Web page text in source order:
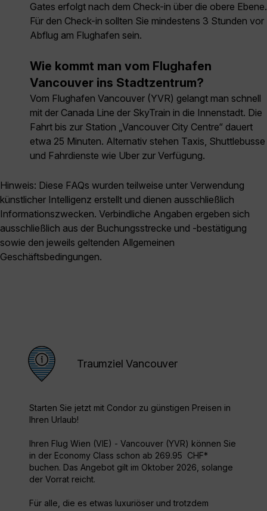
Gates erfolgt nach dem Check-in über die obere Ebene.
Für den Check-in sollten Sie mindestens 3 Stunden vor
Abflug am Flughafen sein.
Wie kommt man vom Flughafen
Vancouver ins Stadtzentrum?
Vom Flughafen Vancouver (YVR) gelangt man schnell
mit der Canada Line der SkyTrain in die Innenstadt. Die
Fahrt bis zur Station „Vancouver City Centre“ dauert
etwa 25 Minuten. Alternativ stehen Taxis, Shuttlebusse
und Fahrdienste wie Uber zur Verfügung.
Hinweis: Diese FAQs wurden teilweise unter Verwendung
künstlicher Intelligenz erstellt und dienen ausschließlich
Informationszwecken. Verbindliche Angaben ergeben sich
ausschließlich aus der Buchungsstrecke und -bestätigung
sowie den jeweils geltenden Allgemeinen
Geschäftsbedingungen.
Traumziel Vancouver
Starten Sie jetzt mit Condor zu günstigen Preisen in
Ihren Urlaub!
Ihren Flug Wien (VIE) - Vancouver (YVR) können Sie
in der Economy Class schon ab 269.95 CHF*
buchen. Das Angebot gilt im Oktober 2026, solange
der Vorrat reicht.
Für alle, die es etwas luxuriöser und trotzdem